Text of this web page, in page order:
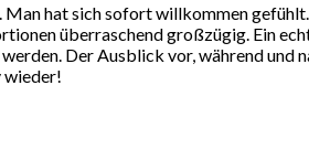
hat sich sofort willkommen
überraschend großzügig. Ein
Der Ausblick vor, während
wieder!